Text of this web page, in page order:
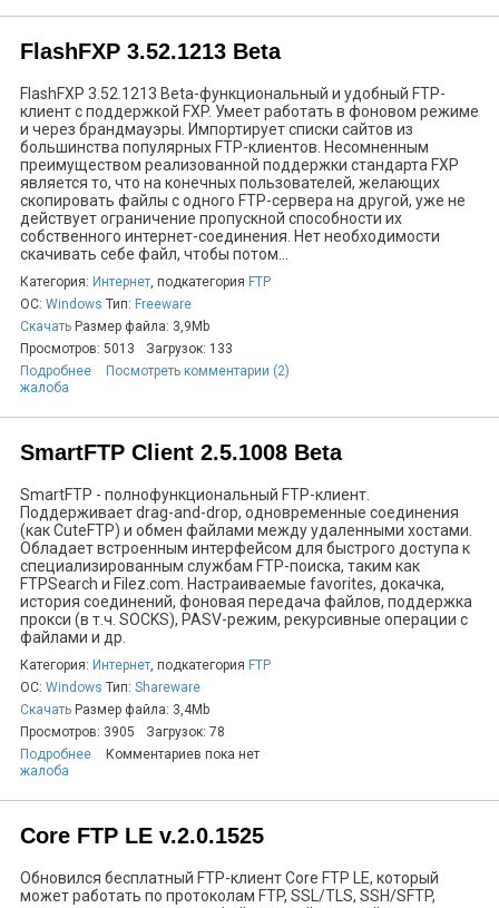
FlashFXP 3.52.1213 Beta
FlashFXP 3.52.1213 Beta-функциональный и удобный FTP-
клиент с поддержкой FXP. Умеет работать в фоновом режиме
и через брандмауэры. Импортирует списки сайтов из
большинства популярных FTP-клиентов. Несомненным
преимуществом реализованной поддержки стандарта FXP
является то, что на конечных пользователей, желающих
скопировать файлы с одного FTP-сервера на другой, уже не
действует ограничение пропускной способности их
собственного интернет-соединения. Нет необходимости
скачивать себе файл, чтобы потом...
Категория: Интернет, подкатегория FTP
ОС: Windows Тип: Freeware
Скачать Размер файла: 3,9Mb
Просмотров: 5013
Загрузок: 133
Подробнее
Посмотреть комментарии (2)
жалоба
SmartFTP Client 2.5.1008 Beta
SmartFTP - полнофункциональный FTP-клиент.
Поддерживает drag-and-drop, одновременные соединения
(как CuteFTP) и обмен файлами между удаленными хостами.
Обладает встроенным интерфейсом для быстрого доступа к
специализированным службам FTP-поиска, таким как
FTPSearch и Filez.com. Настраиваемые favorites, докачка,
история соединений, фоновая передача файлов, поддержка
прокси (в т.ч. SOCKS), PASV-режим, рекурсивные операции с
файлами и др.
Категория: Интернет, подкатегория FTP
ОС: Windows Тип: Shareware
Скачать Размер файла: 3,4Mb
Просмотров: 3905
Загрузок: 78
Подробнее
Комментариев пока нет
жалоба
Core FTP LE v.2.0.1525
Обновился бесплатный FTP-клиент Core FTP LE, который
может работать по протоколам FTP, SSL/TLS, SSH/SFTP,